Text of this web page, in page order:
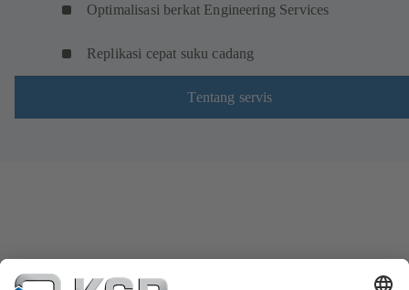
Optimalisasi berkat Engineering Services
Replikasi cepat suku cadang
Tentang servis